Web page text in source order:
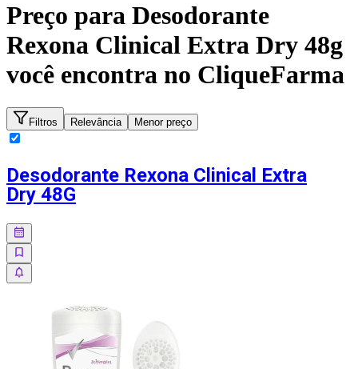
Preço para Desodorante
Rexona Clinical Extra Dry 48g
você encontra no CliqueFarma
Filtros Relevância Menor preço
Desodorante Rexona Clinical Extra
Dry 48G